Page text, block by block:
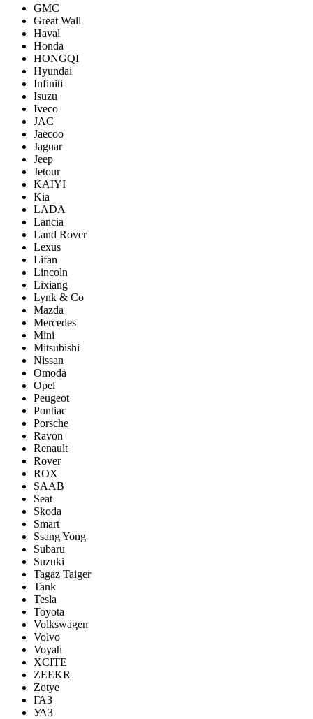
GMC
Great Wall
Haval
Honda
HONGQI
Hyundai
Infiniti
Isuzu
Iveco
JAC
Jaecoo
Jaguar
Jeep
Jetour
KAIYI
Kia
LADA
Lancia
Land Rover
Lexus
Lifan
Lincoln
Lixiang
Lynk & Co
Mazda
Mercedes
Mini
Mitsubishi
Nissan
Omoda
Opel
Peugeot
Pontiac
Porsсhe
Ravon
Renault
Rover
ROX
SAAB
Seat
Skoda
Smart
Ssang Yong
Subaru
Suzuki
Tagaz Taiger
Tank
Tesla
Toyota
Volkswagen
Volvo
Voyah
XCITE
ZEEKR
Zotye
ГАЗ
УАЗ